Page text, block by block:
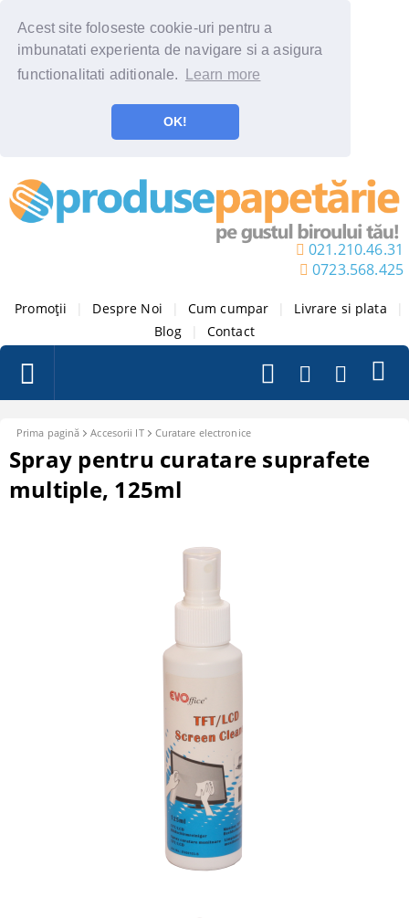
Acest site foloseste cookie-uri pentru a
imbunatati experienta de navigare si a asigura
functionalitati aditionale.
Learn more
OK!
021.210.46.31
0723.568.425
Promoții Despre Noi Cum cumpar Livrare si plata
Blog
Contact
Prima pagină Accesorii IT Curatare electronice
Spray pentru curatare suprafete
multiple, 125ml